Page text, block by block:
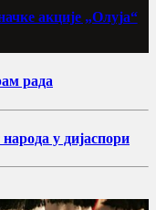
акције „Олуја“
рада
у дијаспори